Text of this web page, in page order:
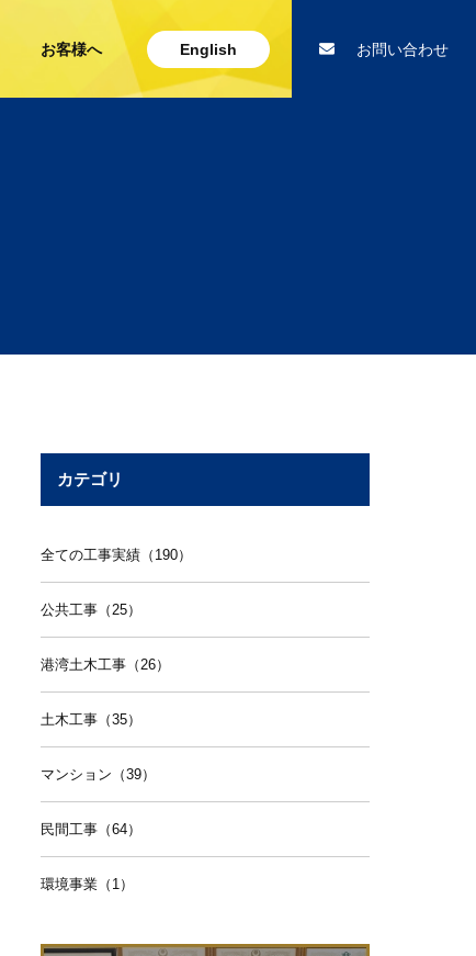
お客様へ English お問い合わせ
カテゴリ
全ての工事実績（190）
公共工事（25）
港湾土木工事（26）
土木工事（35）
マンション（39）
民間工事（64）
環境事業（1）